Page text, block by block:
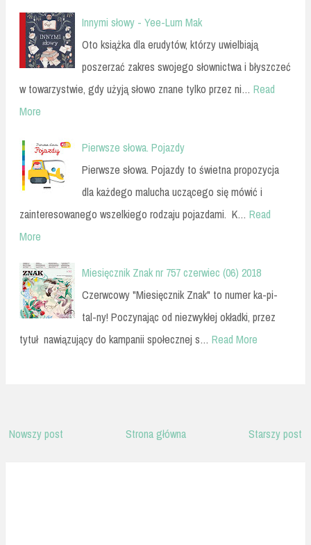
Innymi słowy - Yee-Lum Mak
Oto książka dla erudytów, którzy uwielbiają
poszerzać zakres swojego słownictwa i błyszczeć
w towarzystwie, gdy użyją słowo znane tylko przez ni… Read
More
Pierwsze słowa. Pojazdy
Pierwsze słowa. Pojazdy to świetna propozycja
dla każdego malucha uczącego się mówić i
zainteresowanego wszelkiego rodzaju pojazdami. K… Read
More
Miesięcznik Znak nr 757 czerwiec (06) 2018
Czerwcowy "Miesięcznik Znak" to numer ka-pi-
tal-ny! Poczynając od niezwykłej okładki, przez
tytuł nawiązujący do kampanii społecznej s… Read More
Nowszy post Starszy post
Strona główna